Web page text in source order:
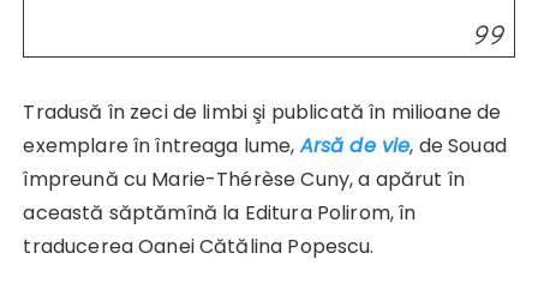
Tradusă în zeci de limbi şi publicată în milioane de
exemplare în întreaga lume,Arsă de vie, de Souad
împreună cu Marie-Thérèse Cuny, a apărut în
această săptămînă la Editura Polirom, în
traducerea Oanei Cătălina Popescu.